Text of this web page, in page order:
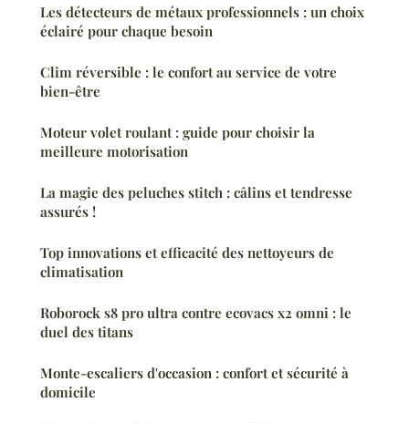
Les détecteurs de métaux professionnels : un choix
éclairé pour chaque besoin
Clim réversible : le confort au service de votre
bien-être
Moteur volet roulant : guide pour choisir la
meilleure motorisation
La magie des peluches stitch : câlins et tendresse
assurés !
Top innovations et efficacité des nettoyeurs de
climatisation
Roborock s8 pro ultra contre ecovacs x2 omni : le
duel des titans
Monte-escaliers d'occasion : confort et sécurité à
domicile